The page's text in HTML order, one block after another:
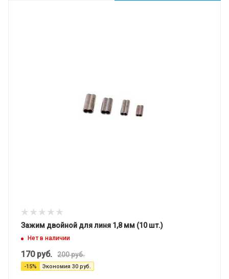
Зажим двойной для линя 1,8 мм (10 шт.)
Нет в наличии
170руб. 200руб.
-15% Экономия 30 руб.